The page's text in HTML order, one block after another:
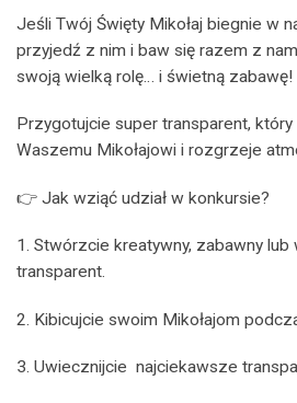
Jeśli Twój Święty Mikołaj biegnie w
przyjedź z nim i baw się razem z
swoją wielką rolę… i świetną zabawę!
Przygotujcie super transparent, który
Waszemu Mikołajowi i rozgrzeje
👉 Jak wziąć udział w konkursie?
1. Stwórzcie kreatywny, zabawny lub
transparent.
2. Kibicujcie swoim Mikołajom
3. Uwiecznijcie najciekawsze